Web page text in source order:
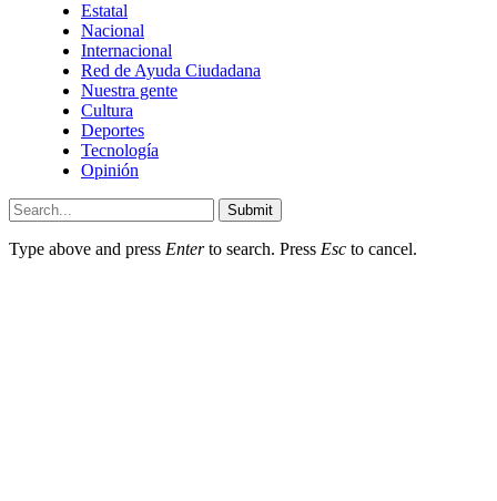
Estatal
Nacional
Internacional
Red de Ayuda Ciudadana
Nuestra gente
Cultura
Deportes
Tecnología
Opinión
Submit
Type above and press Enterto search. Press Esc to cancel.